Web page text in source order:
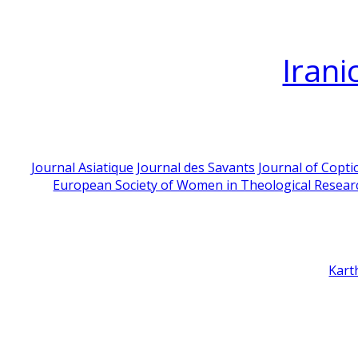
Journal Asiatique Journal des Savants Journal of
European Society of Women in Theological